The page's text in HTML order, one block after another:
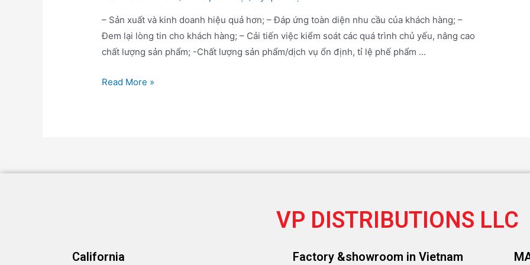
– Sản xuất và kinh doanh hiệu quả hơn; – Đáp ứng toàn diện nhu cầu của khách hàng; –
Đem lại lòng tin cho khách hàng; – Cải tiến việc kiểm soát các quá trình chủ yếu, nâng cao
chất lượng sản phẩm; -Chất lượng sản phẩm/dịch vụ ổn định, tỉ lệ phế phẩm …
Read More »
VP DISTRIBUTIONS LLC
California Factory &showroom in Vietnam